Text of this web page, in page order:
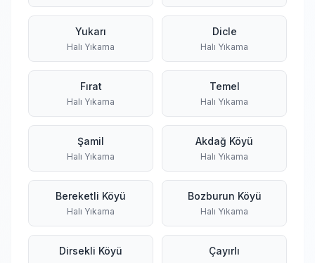
Yukarı
Halı Yıkama
Dicle
Halı Yıkama
Fırat
Halı Yıkama
Temel
Halı Yıkama
Şamil
Halı Yıkama
Akdağ Köyü
Halı Yıkama
Bereketli Köyü
Halı Yıkama
Bozburun Köyü
Halı Yıkama
Dirsekli Köyü Çayırlı